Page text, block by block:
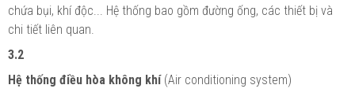
chứa bụi, khí độc... Hệ thống bao gồm đường ống, các thiết bị và
chi tiết liên quan.
3.2
Hệ thống điều hòa không khí(Air conditioning system)